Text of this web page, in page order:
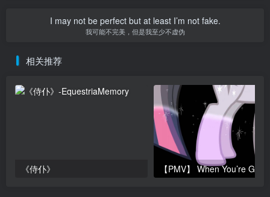
I may not be perfect but at least I’m not fake.
我可能不完美，但是我至少不虚伪
相关推荐
《侍仆》